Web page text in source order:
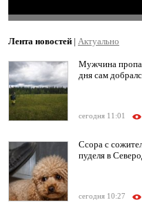
Лента новостей | Актуально
Мужчина
дня сам
сегодня 11:01
Ссора с
пуделя в
сегодня 10:27